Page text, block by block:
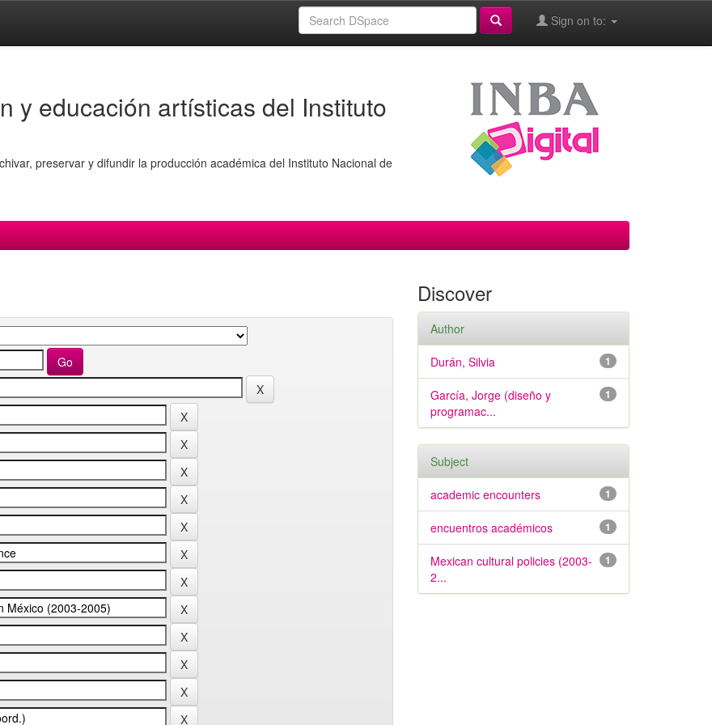
Sign on to:
y educación artísticas del Instituto
preservar y difundir la producción académica del Instituto Nacional de
Discover
Author
1
Durán, Silvia
1
García, Jorge (diseño y
programac...
Subject
1
academic encounters
1
encuentros académicos
1
Mexican cultural policies (2003-
2...